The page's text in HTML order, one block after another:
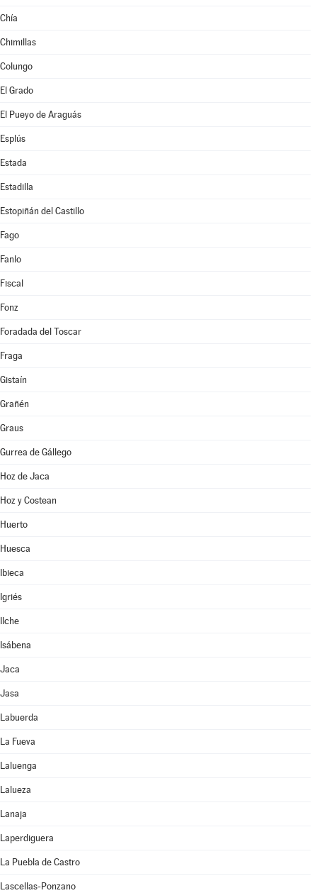
Chía
Chimillas
Colungo
El Grado
El Pueyo de Araguás
Esplús
Estada
Estadilla
Estopiñán del Castillo
Fago
Fanlo
Fiscal
Fonz
Foradada del Toscar
Fraga
Gistaín
Grañén
Graus
Gurrea de Gállego
Hoz de Jaca
Hoz y Costean
Huerto
Huesca
Ibieca
Igriés
Ilche
Isábena
Jaca
Jasa
Labuerda
La Fueva
Laluenga
Lalueza
Lanaja
Laperdiguera
La Puebla de Castro
Lascellas-Ponzano